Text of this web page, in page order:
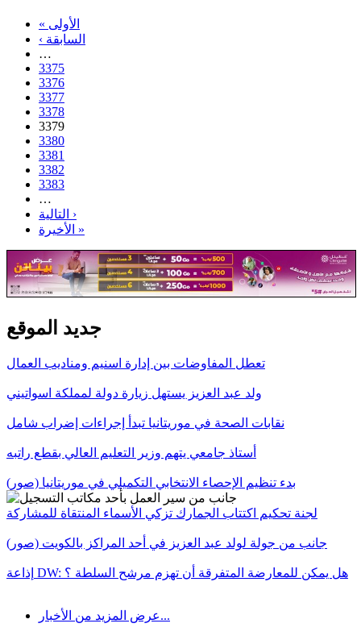
« الأولى
‹ السابقة
…
3375
3376
3377
3378
3379
3380
3381
3382
3383
…
التالية ›
الأخيرة »
جديد الموقع
تعطل المفاوضات بين إدارة اسنيم ومناديب العمال
ولد عبد العزيز يستهل زيارة دولة لمملكة اسواتيني
نقابات الصحة في موريتانيا تبدأ إجراءات إضراب شامل
أستاذ جامعي يتهم وزير التعليم العالي بقطع راتبه
بدء تنظيم الإحصاء الانتخابي التكميلي في موريتانيا (صور)
لجنة تحكيم اكتتاب الجمارك تزكي الأسماء المنتقاة للمشاركة
جانب من جولة لولد عبد العزيز في أحد المراكز بالكويت (صور)
إذاعة DW: هل يمكن للمعارضة المتفرقة أن تهزم مرشح السلطة ؟
عرض المزيد من الأخبار...